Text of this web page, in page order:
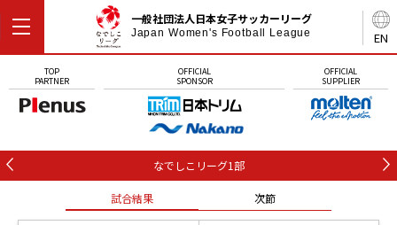
EN
一般社団法人日本女子サッカーリーグ
Japan Women's Football League
TOP
PARTNER
OFFICIAL
SPONSOR
OFFICIAL
SUPPLIER
なでしこリーグ1部
試合結果 次節